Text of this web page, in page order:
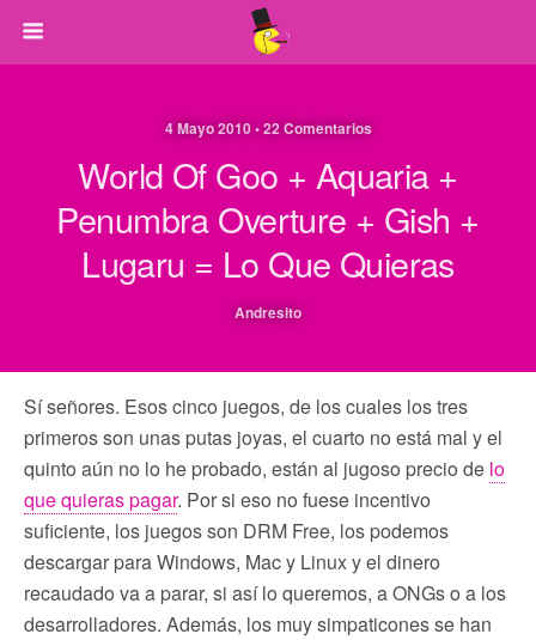
4 Mayo 2010 • 22 Comentarios
World Of Goo + Aquaria +
Penumbra Overture + Gish +
Lugaru = Lo Que Quieras
Andresito
Sí señores. Esos cinco juegos, de los cuales los tres
primeros son unas putas joyas, el cuarto no está mal y el
quinto aún no lo he probado, están al jugoso precio de lo
que quieras pagar. Por si eso no fuese incentivo
suficiente, los juegos son DRM Free, los podemos
descargar para Windows, Mac y Linux y el dinero
recaudado va a parar, si así lo queremos, a ONGs o a los
desarrolladores. Además, los muy simpaticones se han